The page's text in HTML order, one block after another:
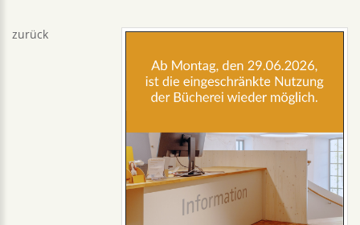
zurück